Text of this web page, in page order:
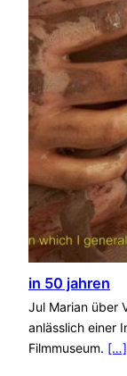
in 50 jahren
Jul Marian über
anlässlich einer
Filmmuseum. […]